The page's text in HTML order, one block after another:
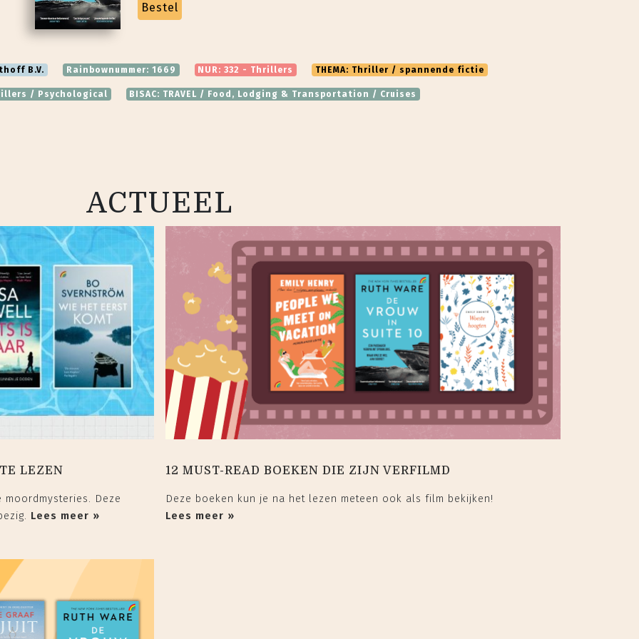
Bestel
B.V. Rainbownummer: 1669 NUR: 332 - Thrillers THEMA: Thriller / spannende fictie
/ Psychological BISAC: TRAVEL / Food, Lodging & Transportation / Cruises
ACTUEEL
LEZEN
Deze
Lees meer »
12 MUST-READ BOEKEN DIE ZIJN VERFILMD
Deze boeken kun je na het lezen meteen ook als film bekijken!
Lees meer »